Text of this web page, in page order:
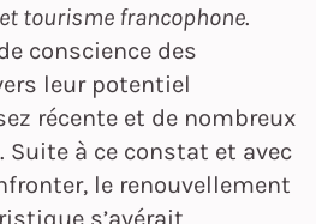
tourisme francophone.
conscience des
leur potentiel
récente et de nombreux
Suite à ce constat et avec
le renouvellement